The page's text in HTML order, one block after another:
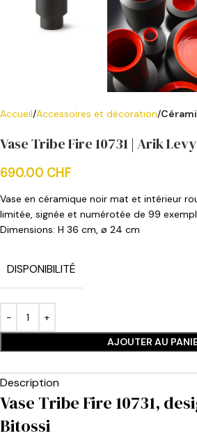
Accueil Accessoires et décoration
Vase Tribe Fire 10731 | Arik
690.00 CHF
Vase en céramique noir mat et intérieur
limitée, signée et numérotée de 99
Dimensions: H 36 cm, ø 24 cm
DISPONIBILITÉ
AJOUTER AU
Description
Vase Tribe Fire 10731,
Bitossi